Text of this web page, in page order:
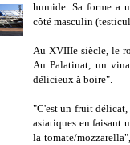
humide. Sa forme a
côté masculin
Au XVIIIe siècle, le
Au Palatinat, un
délicieux à boire".
"C'est un fruit délicat,
asiatiques en faisant
la tomate/